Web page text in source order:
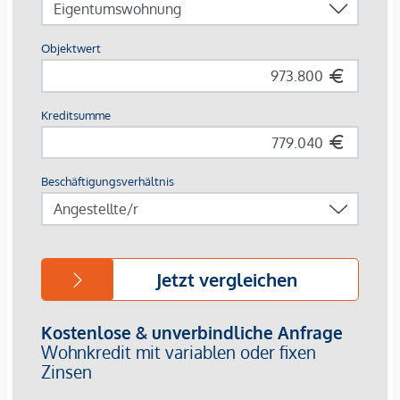
In wenigen Minuten zu Fuß: U4 & U6
Nähe zum Franz-Josefs-Bahnhof mit Regional- und S-
Wiener Innenstadt & Donaukanal – nur wenige
Minuten entfernt
Grünoasen wie der Türkenschanzpark und die
Damit vereint das Projekt die Vorzüge einer zentralen
Stadtlage mit vielfältigen Erholungs- und
Ihr Vorteil: